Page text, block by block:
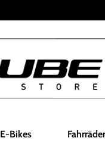
E-Bikes Fahrräder